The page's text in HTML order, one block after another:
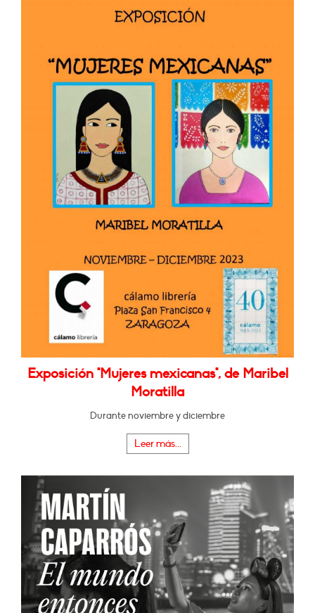
Exposición "Mujeres mexicanas", de Maribel
Moratilla
Durante noviembre y diciembre
Leer más...